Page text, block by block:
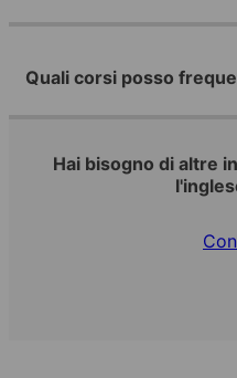
Quali corsi posso
Hai bisogno di altre